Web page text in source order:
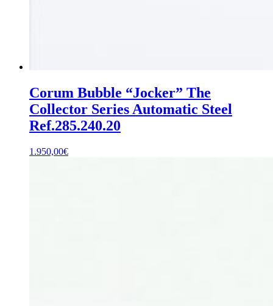
Corum Bubble “Jocker” The
Collector Series Automatic Steel
Ref.285.240.20
1.950,00€